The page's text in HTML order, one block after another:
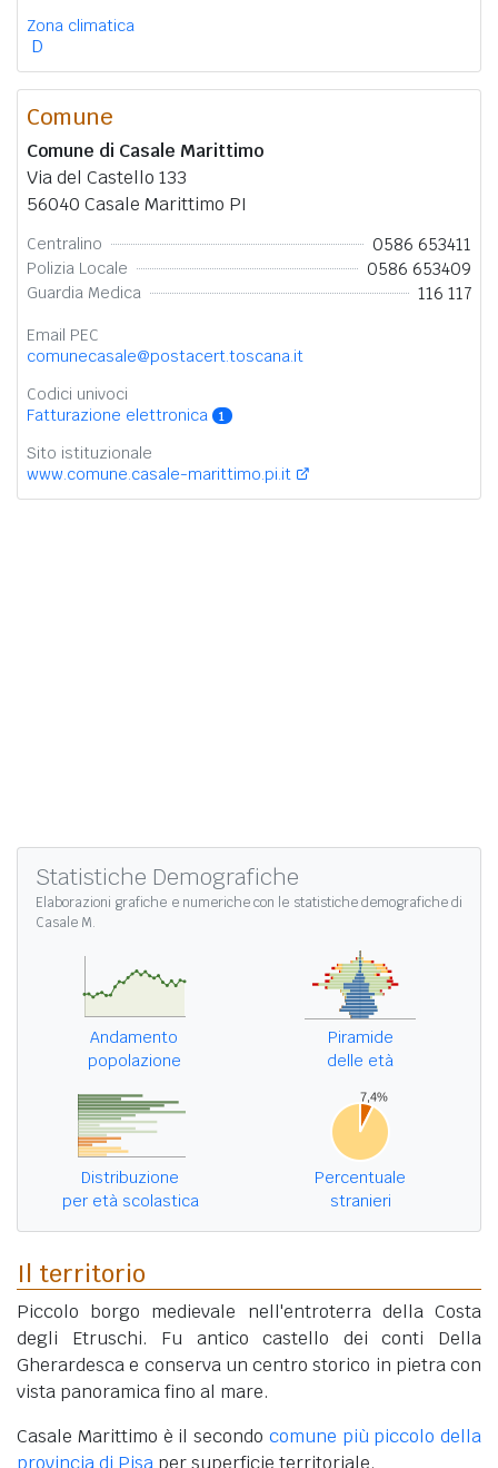
Zona climatica
D
Comune
Comune di Casale Marittimo
Via del Castello 133
56040 Casale Marittimo PI
Centralino 0586 653411
Polizia Locale 0586 653409
Guardia Medica 116 117
Email PEC
comunecasale@postacert.toscana.it
Codici univoci
Fatturazione elettronica
1
Sito istituzionale
www.comune.casale-marittimo.pi.it
Statistiche Demografiche
Elaborazioni grafiche e numeriche con le statistiche demografiche di
Casale M.
Andamento
popolazione
Piramide
delle età
Distribuzione
per età scolastica
Percentuale
stranieri
Il territorio
Piccolo borgo medievale nell'entroterra della Costa
degli Etruschi. Fu antico castello dei conti Della
Gherardesca e conserva un centro storico in pietra con
vista panoramica fino al mare.
Casale Marittimo è il secondo comune più piccolo della